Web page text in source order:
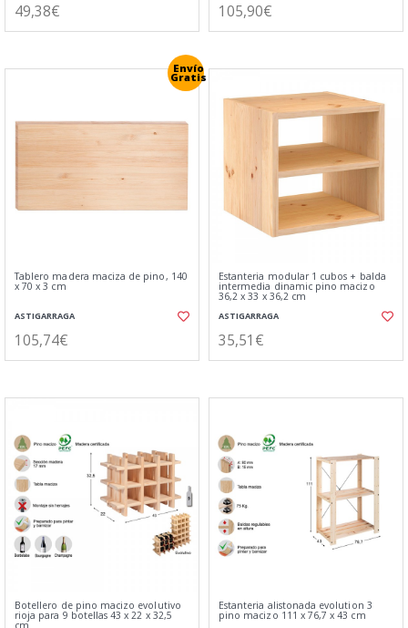
49,38€ 105,90€
Envío
Gratis
Tablero madera maciza de pino, 140
x 70 x 3 cm
ASTIGARRAGA
105,74€
Estanteria modular 1 cubos + balda
intermedia dinamic pino macizo
36,2 x 33 x 36,2 cm
ASTIGARRAGA
35,51€
Botellero de pino macizo evolutivo
rioja para 9 botellas 43 x 22 x 32,5
cm
Estanteria alistonada evolution 3
pino macizo 111 x 76,7 x 43 cm